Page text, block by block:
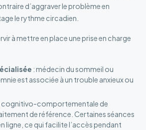
d’aggraver le problème en
le rythme circadien.
à mettre en place une prise en charge
: médecin du sommeil ou
est associée à un trouble anxieux ou
cognitivo-comportementale de
de référence. Certaines séances
ligne, ce qui facilite l’accès pendant